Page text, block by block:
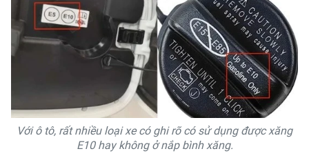
Với ô tô, rất nhiều loại xe có ghi rõ có sử dụng được xăng
E10 hay không ở nắp bình xăng.